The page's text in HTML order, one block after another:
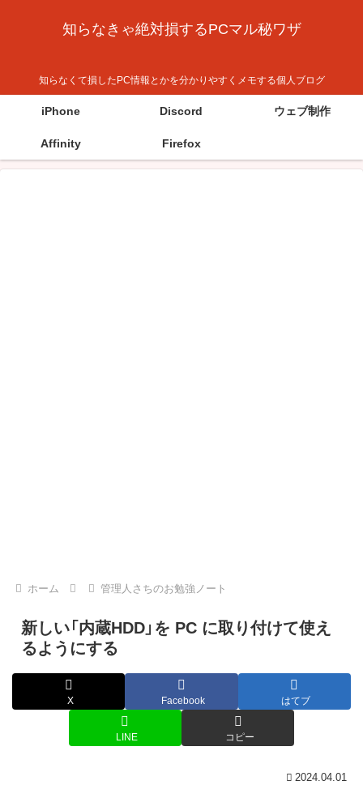
知らなきゃ絶対損するPCマル秘ワザ
知らなくて損したPC情報とかを分かりやすくメモする個人ブログ
iPhone Discord ウェブ制作
Affinity Firefox
ホーム 管理人さちのお勉強ノート
新しい「内蔵HDD」を PC に取り付けて使え
るようにする
X Facebook はてブ
LINE コピー
2024.04.01